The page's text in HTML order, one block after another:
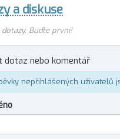
a diskuse
Buďte první!
dotaz nebo komentář
nepřihlášených uživatelů